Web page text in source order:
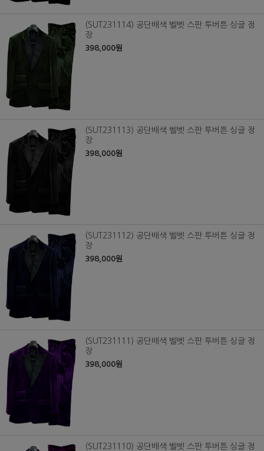
(SUT231114) 공단배색 벨벳 스판 투버튼 싱글 정
장
398,000원
(SUT231113) 공단배색 벨벳 스판 투버튼 싱글 정
장
398,000원
(SUT231112) 공단배색 벨벳 스판 투버튼 싱글 정
장
398,000원
(SUT231111) 공단배색 벨벳 스판 투버튼 싱글 정
장
398,000원
(SUT231110) 공단배색 벨벳 스판 투버튼 싱글 정